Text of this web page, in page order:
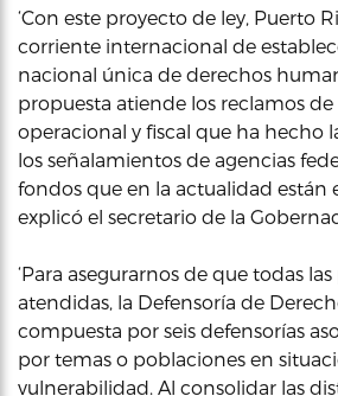
‘Con este proyecto de ley, Puerto
corriente internacional de
nacional única de derechos
propuesta atiende los reclamos
operacional y fiscal que ha hecho
los señalamientos de agencias
fondos que en la actualidad están
explicó el secretario de la
‘Para asegurarnos de que todas
atendidas, la Defensoría de
compuesta por seis defensorías
por temas o poblaciones en
vulnerabilidad. Al consolidar las